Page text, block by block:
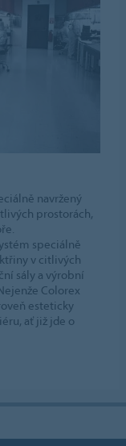
navržený
prostorách,
speciálně
v citlivých
sály a výrobní
Colorex
esteticky
ať již jde o